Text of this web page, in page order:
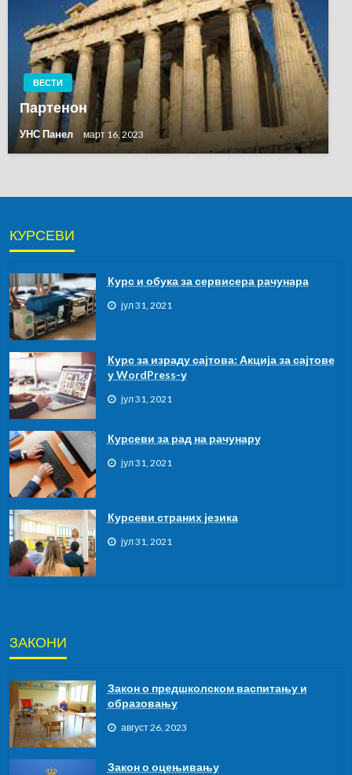
ВЕСТИ
Партенон
УНС Панел март 16, 2023
КУРСЕВИ
Курс и обука за сервисера рачунара
јул 31, 2021
Курс за израду сајтова: Акција за сајтове
у WordPress-у
јул 31, 2021
Курсеви за рад на рачунару
јул 31, 2021
Курсeви страних језика
јул 31, 2021
ЗАКОНИ
Закон о предшколском васпитању и
образовању
август 26, 2023
Закон о оцењивању